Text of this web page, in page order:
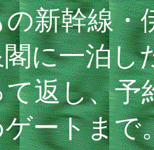
新幹線・
に一泊し
返し、予
ートまで